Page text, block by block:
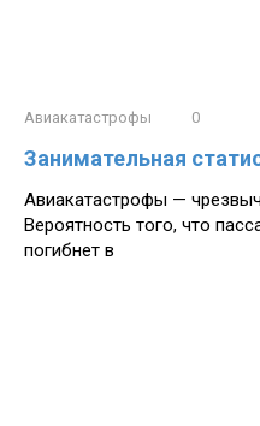
Авиакатастрофы 0
Занимательная
Авиакатастрофы —
Вероятность того, что
погибнет в